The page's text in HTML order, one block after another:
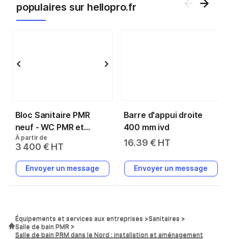
populaires sur hellopro.fr
Bloc Sanitaire PMR
neuf - WC PMR et
Lavabo PMR - Plancher
renforcé bois-ciment -
Assemblé en France
À partir de
3 400 € HT
Envoyer un message
Barre d'appui droite
400 mm jvd
16.39 € HT
Envoyer un message
Équipements et services aux entreprises
Sanitaires
Salle de bain PMR
Salle de bain PRM dans le Nord : installation et aménagement